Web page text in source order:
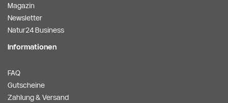
Magazin
Newsletter
Natur24 Business
Informationen
FAQ
Gutscheine
Zahlung & Versand